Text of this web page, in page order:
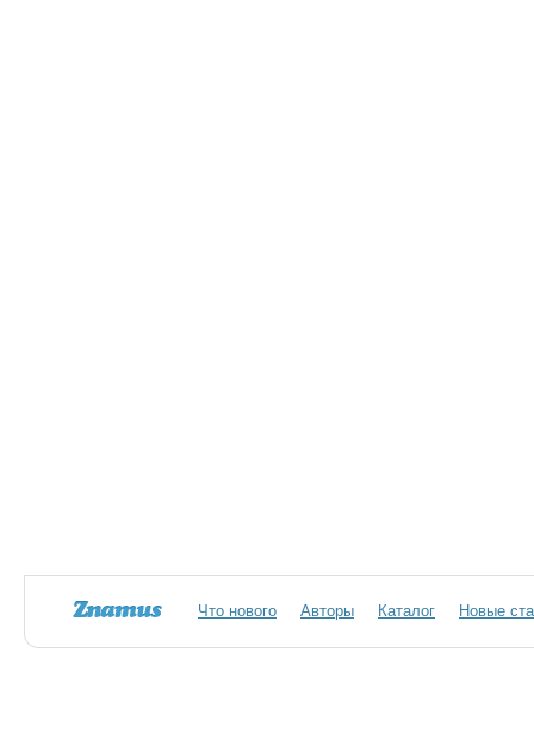
Что нового Авторы Каталог Новые